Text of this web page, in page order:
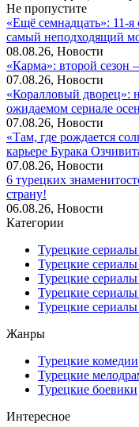
Не пропустите
«Ещё семнадцать»:
самый неподходящий
08.08.26, Новости
«Карма»: второй
07.08.26, Новости
«Коралловый дворец»:
ожидаемом сериале
07.08.26, Новости
«Там, где рождается
карьере Бурака
07.08.26, Новости
6 турецких
страну!
06.08.26, Новости
Категории
Турецкие сериалы
Турецкие сериалы
Турецкие сериалы
Турецкие сериалы
Турецкие сериалы
Жанры
Турецкие комедии
Турецкие
Турецкие боевики
Интересное